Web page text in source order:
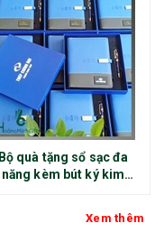
Bộ quà tặng sổ sạc đa
năng kèm bút ký kim
Xem thêm